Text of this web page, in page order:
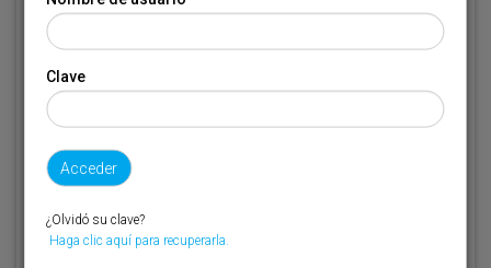
Email*
Código de suscriptor(1) (2)
Si no recuerda o no tiene a mano su código de suscriptor llame al
teléfono 944 400 000 y se lo recordaremos.
* Campo obligatorio
Clave
¿Olvidó su clave?
Haga clic aquí para recuperarla.